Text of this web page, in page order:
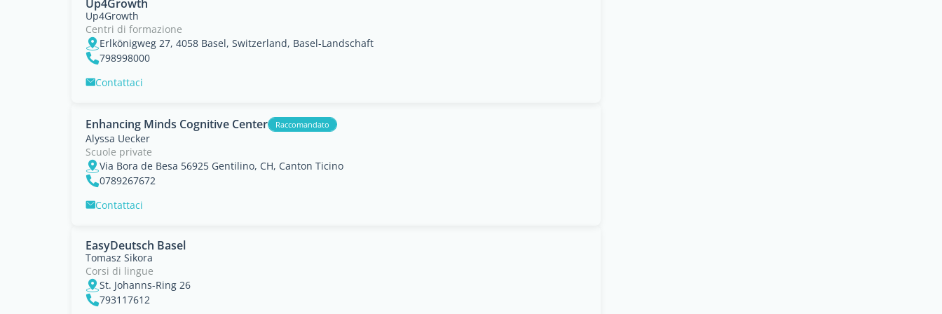
Up4Growth
Up4Growth
Centri di formazione
Erlkönigweg 27, 4058 Basel, Switzerland, Basel-Landschaft
798998000
Contattaci
Enhancing Minds Cognitive Center Raccomandato
Alyssa Uecker
Scuole private
Via Bora de Besa 56925 Gentilino, CH, Canton Ticino
0789267672
Contattaci
EasyDeutsch Basel
Tomasz Sikora
Corsi di lingue
St. Johanns-Ring 26
793117612